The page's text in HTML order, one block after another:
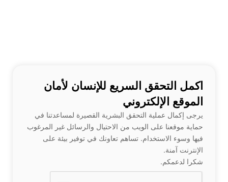
اكمل التحقق السريع للإنسان لأمان
الموقع الإلكتروني
يرجى إكمال عملية التحقق البشرية القصيرة لمساعدتنا في
حماية موقعنا على الويب من الاحتيال والرسائل غير المرغوب
فيها وسوء الاستخدام. تساهم تعاونك في توفير بيئة على
الإنترنت آمنة.
شكرا لدعمكم.